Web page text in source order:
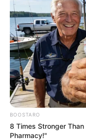
BOOSTARO
8 Times Stronger
Pharmacy!"